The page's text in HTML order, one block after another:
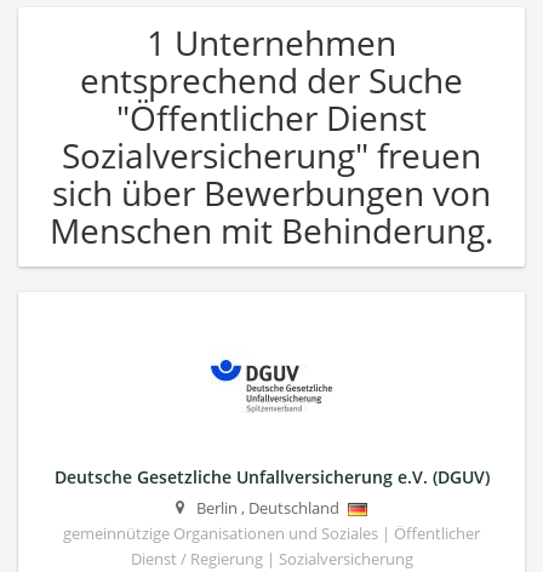
1 Unternehmen
entsprechend der Suche
"Öffentlicher Dienst
Sozialversicherung" freuen
sich über Bewerbungen von
Menschen mit Behinderung.
Deutsche Gesetzliche Unfallversicherung e.V. (DGUV)
Berlin , Deutschland
gemeinnützige Organisationen und Soziales | Öffentlicher
Dienst / Regierung | Sozialversicherung